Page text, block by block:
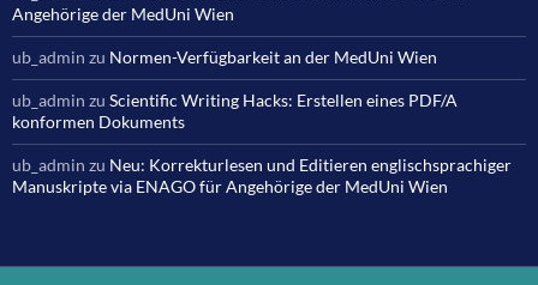
Angehörige der MedUni Wien
ub_admin zu Normen-Verfügbarkeit an der MedUni Wien
ub_admin zu Scientific Writing Hacks: Erstellen eines PDF/A
konformen Dokuments
ub_admin zu Neu: Korrekturlesen und Editieren englischsprachiger
Manuskripte via ENAGO für Angehörige der MedUni Wien